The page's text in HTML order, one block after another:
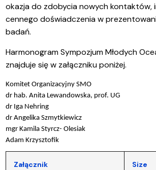
okazja do zdobycia nowych kontaktów,
cennego doświadczenia w
badań.
Harmonogram Sympozjum Młodych
znajduje się w załączniku poniżej.
Komitet Organizacyjny SMO
dr hab. Anita Lewandowska, prof. UG
dr Iga Nehring
dr Angelika Szmytkiewicz
mgr Kamila Styrcz- Olesiak
Adam Krzysztofik
Załącznik Size